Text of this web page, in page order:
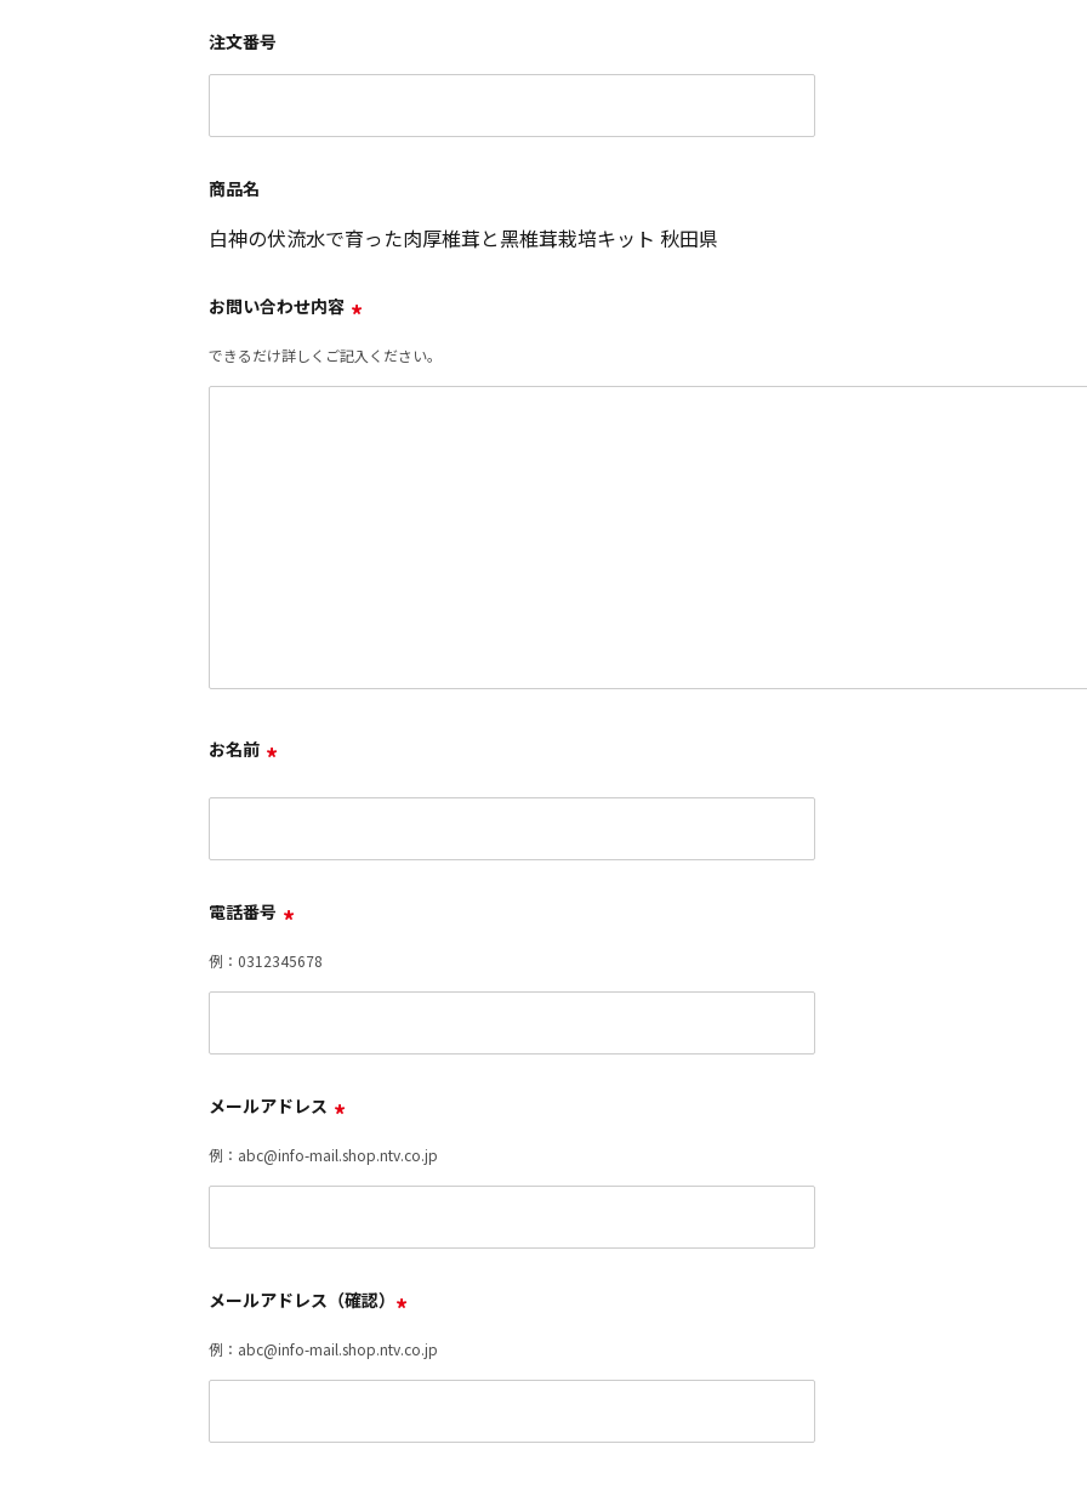
注文番号
商品名
白神の伏流水で育った肉厚椎茸と黑椎茸栽培キット 秋田県
お問い合わせ内容 *
できるだけ詳しくご記入ください。
お名前 *
電話番号 *
例：0312345678
メールアドレス *
例：abc@info-mail.shop.ntv.co.jp
メールアドレス（確認） *
例：abc@info-mail.shop.ntv.co.jp